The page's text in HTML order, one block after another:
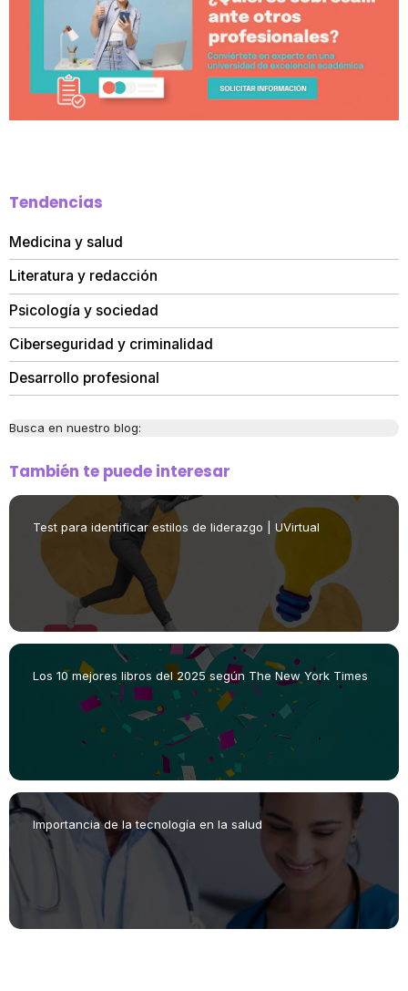
Tendencias
Medicina y salud
Literatura y redacción
Psicología y sociedad
Ciberseguridad y criminalidad
Desarrollo profesional
Busca en nuestro blog:
También te puede interesar
Test para identificar estilos de liderazgo | UVirtual
Los 10 mejores libros del 2025 según The New York Times
Importancia de la tecnología en la salud